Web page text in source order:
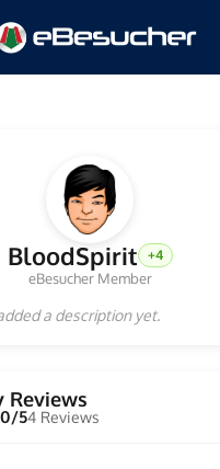
BloodSpirit +4
eBesucher Member
a description yet.
Reviews
54 Reviews